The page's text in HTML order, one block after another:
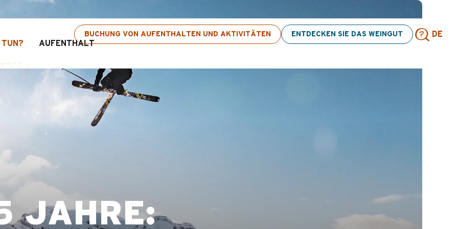
BUCHUNG VON AUFENTHALTEN UND AKTIVITÄTEN ENTDECKEN SIE DAS WEINGUT DE
TUN? AUFENTHALT
JAHRE: